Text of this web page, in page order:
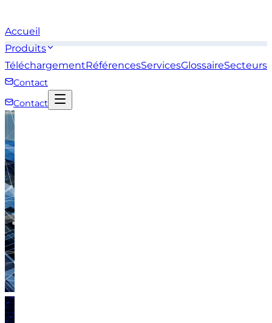
Accueil
Produits
TéléchargementRéférencesServicesGlossaireSecteurs
Contact
Contact